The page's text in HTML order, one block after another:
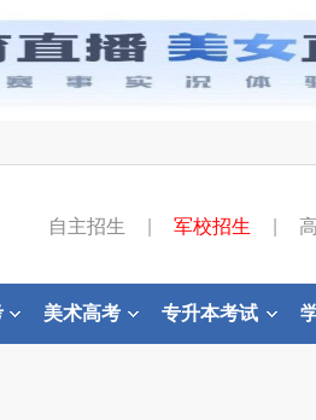
自主招生 军校招生
美术高考 专升本考试